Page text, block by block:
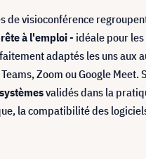
de visioconférence
à l'emploi- idéale pour
adaptés les uns aux
Zoom ou Google
validés dans la
la compatibilité des